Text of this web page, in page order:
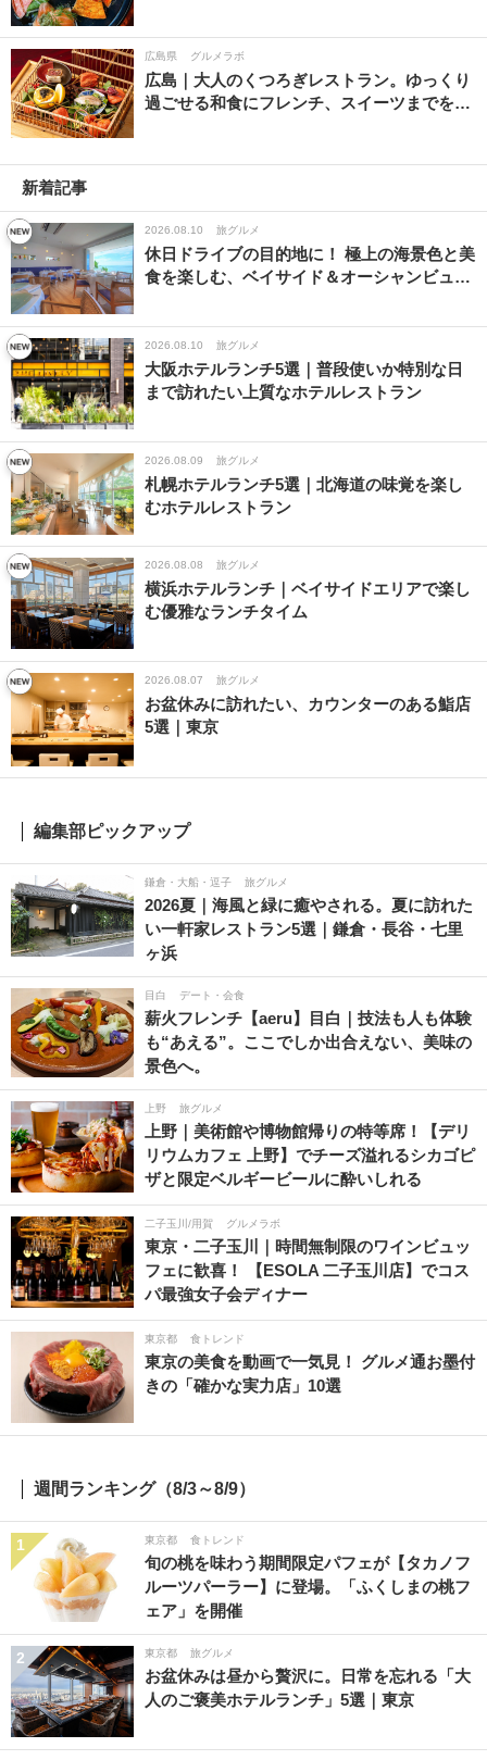
広島県 グルメラボ
広島｜大人のくつろぎレストラン。ゆっくり
過ごせる和食にフレンチ、スイーツまでを…
新着記事
2026.08.10 旅グルメ
休日ドライブの目的地に！ 極上の海景色と美
食を楽しむ、ベイサイド＆オーシャンビュ…
2026.08.10 旅グルメ
大阪ホテルランチ5選｜普段使いか特別な日
まで訪れたい上質なホテルレストラン
2026.08.09 旅グルメ
札幌ホテルランチ5選｜北海道の味覚を楽し
むホテルレストラン
2026.08.08 旅グルメ
横浜ホテルランチ｜ベイサイドエリアで楽し
む優雅なランチタイム
2026.08.07 旅グルメ
お盆休みに訪れたい、カウンターのある鮨店
5選｜東京
編集部ピックアップ
鎌倉・大船・逗子 旅グルメ
2026夏｜海風と緑に癒やされる。夏に訪れた
い一軒家レストラン5選｜鎌倉・長谷・七里
ヶ浜
目白 デート・会食
薪火フレンチ【aeru】目白｜技法も人も体験
も“あえる”。ここでしか出合えない、美味の
景色へ。
上野 旅グルメ
上野｜美術館や博物館帰りの特等席！【デリ
リウムカフェ 上野】でチーズ溢れるシカゴピ
ザと限定ベルギービールに酔いしれる
二子玉川/用賀 グルメラボ
東京・二子玉川｜時間無制限のワインビュッ
フェに歓喜！ 【ESOLA 二子玉川店】でコス
パ最強女子会ディナー
東京都 食トレンド
東京の美食を動画で一気見！ グルメ通お墨付
きの「確かな実力店」10選
週間ランキング（8/3～8/9）
1 東京都 食トレンド
旬の桃を味わう期間限定パフェが【タカノフ
ルーツパーラー】に登場。「ふくしまの桃フ
ェア」を開催
2 東京都 旅グルメ
お盆休みは昼から贅沢に。日常を忘れる「大
人のご褒美ホテルランチ」5選｜東京